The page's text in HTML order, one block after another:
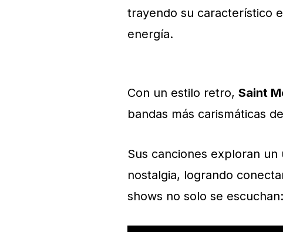
trayendo su característico
energía.
Con un estilo retro, Saint
bandas más carismáticas
Sus canciones exploran
nostalgia, logrando
shows no solo se